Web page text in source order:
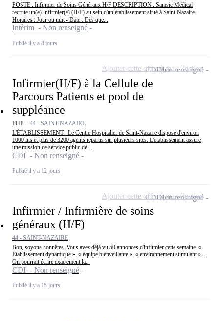
POSTE : Infirmier de Soins Généraux H/F DESCRIPTION : Samsic Médical
recrute un(e) Infirmier(e) (H/F) au sein d'un établissement situé à Saint-Nazaire. -
Horaires : Jour ou nuit - Date : Dès que...
Intérim - Non renseigné
Publié il y a 8 jours
Infirmier(H/F) à la Cellule de
Parcours Patients et pool de
suppléance
FHF - 44 - SAINT-NAZAIRE
L'ÉTABLISSEMENT : Le Centre Hospitalier de Saint-Nazaire dispose d'environ
1000 lits et plus de 3200 agents répartis sur plusieurs sites. L'établissement assure
une mission de service public de...
CDI - Non renseigné
Publié il y a 12 jours
CDINon renseigné
Ajouter cette offre à ma sélection
Infirmier / Infirmière de soins
généraux (H/F)
44 - SAINT-NAZAIRE
Bon, soyons honnêtes. Vous avez déjà vu 50 annonces d'infirmier cette semaine. «
Établissement dynamique », « équipe bienveillante », « environnement stimulant »...
On pourrait écrire exactement la...
CDI - Non renseigné
Publié il y a 15 jours
CDINon renseigné
Ajouter cette offre à ma sélection